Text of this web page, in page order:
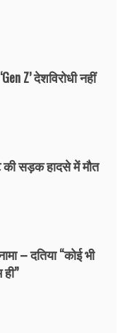
Z’ देशविरोधी नहीं
सड़क हादसे में मौत
– दतिया “कोई भी